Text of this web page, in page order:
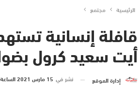
الرئيسية مجتمع
قافلة إنسانية
أيت سعيد كرول
إدارة الموقع نشر في 15 مارس 2021 الساعة 12 و 45 دقيقة